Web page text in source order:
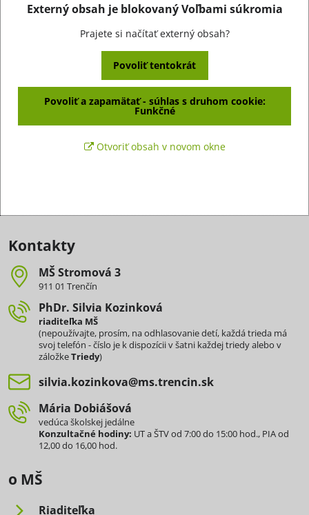
Externý obsah je blokovaný Voľbami súkromia
Prajete si načítať externý obsah?
Povoliť tentokrát
Povoliť a zapamätať - súhlas s druhom cookie:
Funkčné
Otvoriť obsah v novom okne
Kontakty
MŠ Stromová 3
911 01 Trenčín
PhDr​. Silvia Kozinková
riaditeľka MŠ
(nepoužívajte, prosím, na odhlasovanie detí, každá trieda má
svoj telefón - číslo je k dispozícii v šatni každej triedy alebo v
záložkeTriedy)
silvia​.kozinkova​@ms​.trencin​.sk
Mária Dobiášová
vedúca školskej jedálne
Konzultačné hodiny: UT a ŠTV od 7:00 do 15:00 hod., PIA od
12,00 do 16,00 hod.
o MŠ
Riaditeľka